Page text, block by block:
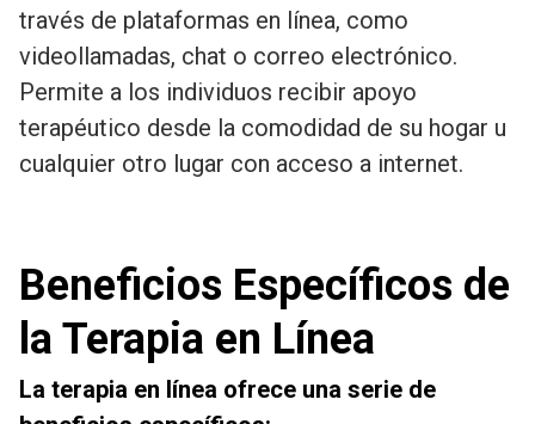
través de plataformas en línea, como
videollamadas, chat o correo electrónico.
Permite a los individuos recibir apoyo
terapéutico desde la comodidad de su hogar u
cualquier otro lugar con acceso a internet.
Beneficios Específicos de
la Terapia en Línea
La terapia en línea ofrece una serie de